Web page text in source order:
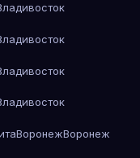
ВоронежВоронеж